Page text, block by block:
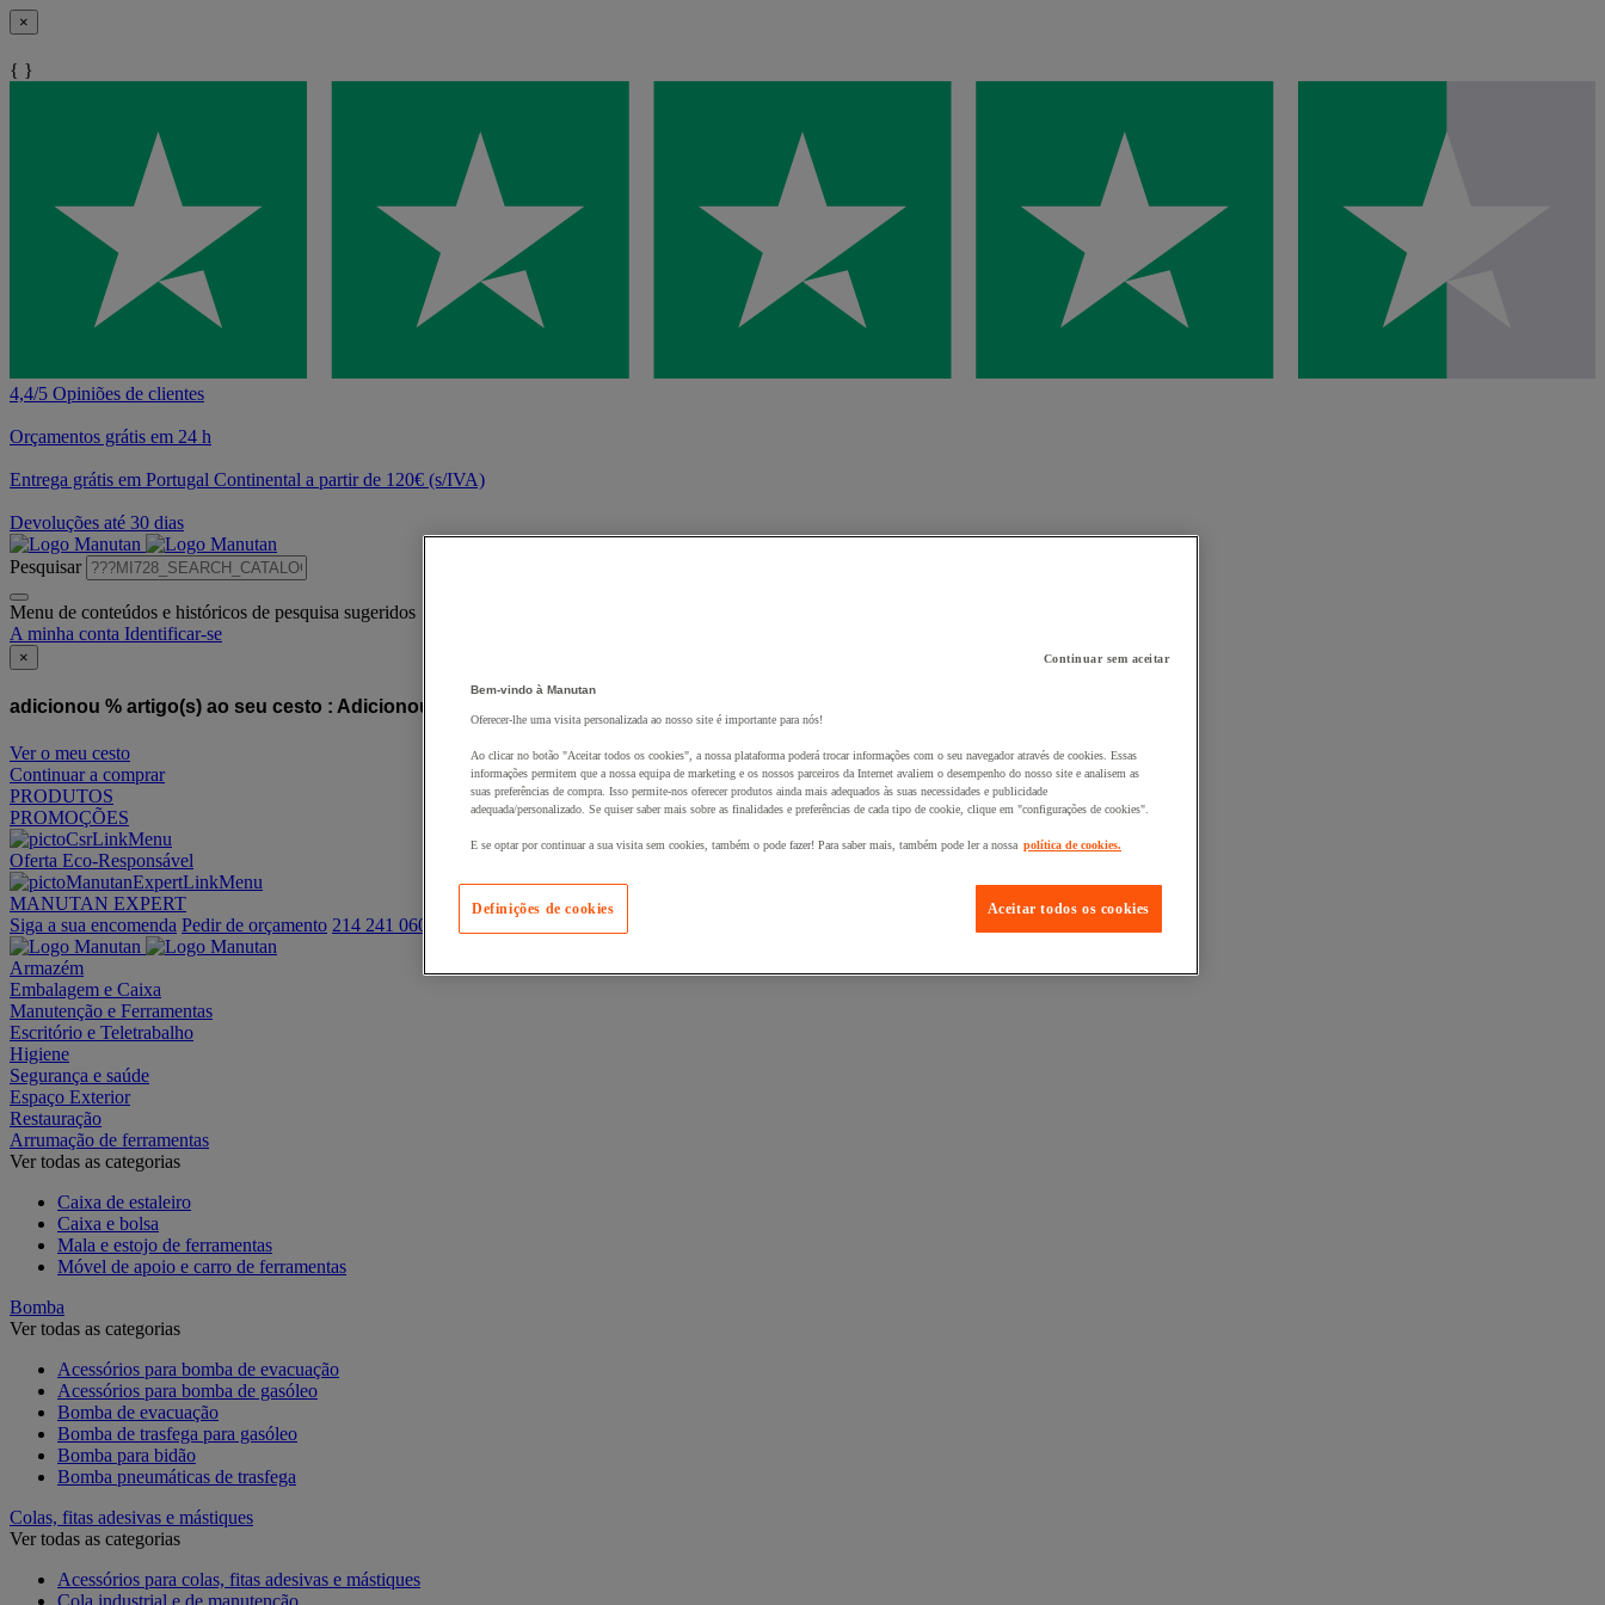
×
{ }
4,4/5 Opiniões de clientes
Orçamentos grátis em 24 h
Entrega grátis em Portugal Continental a partir de 120€ (s/IVA)
Devoluções até 30 dias
Pesquisar
Menu de conteúdos e históricos de pesquisa sugeridos
A minha conta Identificar-se
×
adicionou % artigo(s) ao seu cesto : Adicionou este artigo ao seu cesto :
Ver o meu cesto
Continuar a comprar
PRODUTOS
PROMOÇÕES
Oferta Eco-Responsável
MANUTAN EXPERT
Siga a sua encomenda Pedir de orçamento 214 241 060
Armazém
Embalagem e Caixa
Manutenção e Ferramentas
Escritório e Teletrabalho
Higiene
Segurança e saúde
Espaço Exterior
Restauração
Arrumação de ferramentas
Ver todas as categorias
Caixa de estaleiro
Caixa e bolsa
Mala e estojo de ferramentas
Móvel de apoio e carro de ferramentas
Bomba
Ver todas as categorias
Acessórios para bomba de evacuação
Acessórios para bomba de gasóleo
Bomba de evacuação
Bomba de trasfega para gasóleo
Bomba para bidão
Bomba pneumáticas de trasfega
Colas, fitas adesivas e mástiques
Ver todas as categorias
Acessórios para colas, fitas adesivas e mástiques
Cola industrial e de manutenção
Continuar sem aceitar
Bem-vindo à Manutan
Oferecer-lhe uma visita personalizada ao nosso site é importante para nós!
Ao clicar no botão "Aceitar todos os cookies", a nossa plataforma poderá trocar informações com o seu navegador através de cookies. Essas
informações permitem que a nossa equipa de marketing e os nossos parceiros da Internet avaliem o desempenho do nosso site e analisem as
suas preferências de compra. Isso permite-nos oferecer produtos ainda mais adequados às suas necessidades e publicidade
adequada/personalizado. Se quiser saber mais sobre as finalidades e preferências de cada tipo de cookie, clique em "configurações de cookies".
E se optar por continuar a sua visita sem cookies, também o pode fazer! Para saber mais, também pode ler a nossa política de cookies.
Aceitar todos os cookies
Definições de cookies